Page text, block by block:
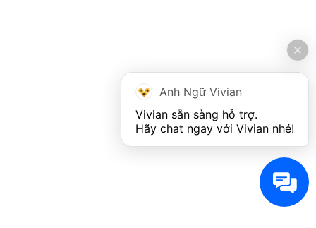
Anh Ngữ Vivian
Vivian sẵn sàng hỗ trợ.
Hãy chat ngay với Vivian nhé!